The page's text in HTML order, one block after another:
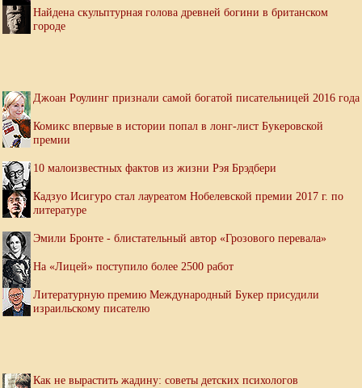
Найдена скульптурная голова древней богини в британском
городе
Джоан Роулинг признали самой богатой писательницей 2016 года
Комикс впервые в истории попал в лонг-лист Букеровской
премии
10 малоизвестных фактов из жизни Рэя Брэдбери
Кадзуо Исигуро стал лауреатом Нобелевской премии 2017 г. по
литературе
Эмили Бронте - блистательный автор «Грозового перевала»
На «Лицей» поступило более 2500 работ
Литературную премию Международный Букер присудили
израильскому писателю
Как не вырастить жадину: советы детских психологов